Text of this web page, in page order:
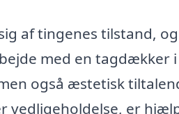
af tingenes tilstand,
med en
også æstetisk
vedligeholdelse, er